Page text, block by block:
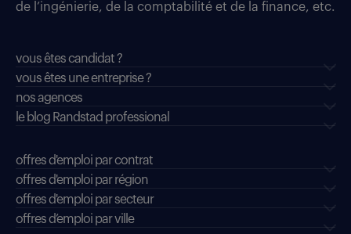
de l’ingénierie, de la comptabilité et de la finance, etc.
vous êtes candidat ?
vous êtes une entreprise ?
nos agences
le blog Randstad professional
offres d'emploi par contrat
offres d'emploi par région
offres d'emploi par secteur
offres d’emploi par ville